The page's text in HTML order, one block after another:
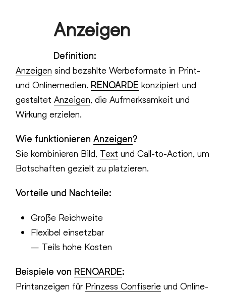
menu
menu
Anzeigen
Definition:
Anzeigen sind bezahlte Werbeformate in Print-
und Onlinemedien. RENOARDE konzipiert und
gestaltetAnzeigen, die Aufmerksamkeit und
Wirkung erzielen.
Wie funktionierenAnzeigen?
Sie kombinieren Bild, Text und Call-to-Action, um
Botschaften gezielt zu platzieren.
Vorteile und Nachteile:
Große Reichweite
Flexibel einsetzbar
– Teils hohe Kosten
Beispiele von RENOARDE:
Printanzeigen für Prinzess Confiserie und Online-